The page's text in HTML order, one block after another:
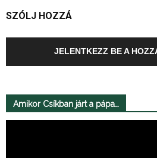
SZÓLJ HOZZÁ
JELENTKEZZ BE A
Amikor Csíkban járt a pápa…